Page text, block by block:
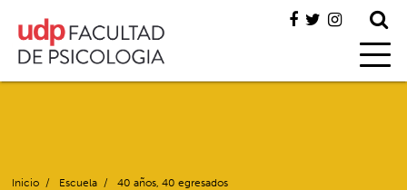
Inicio / Escuela / 40 años, 40 egresados